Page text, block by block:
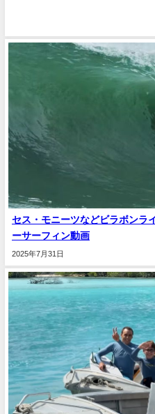
セス・モニーツなどビラボンラ
ーサーフィン動画
2025年7月31日